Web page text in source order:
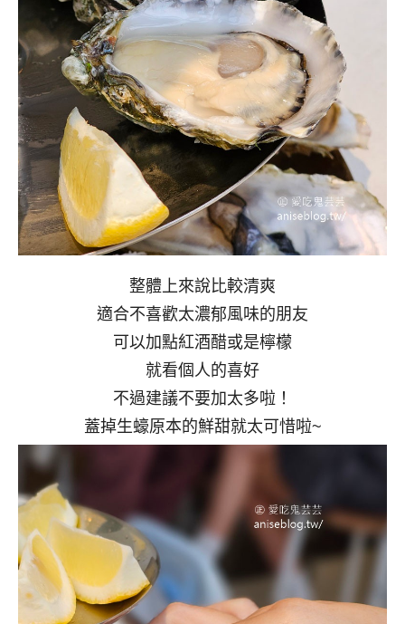
整體上來說比較清爽
適合不喜歡太濃郁風味的朋友
可以加點紅酒醋或是檸檬
就看個人的喜好
不過建議不要加太多啦！
蓋掉生蠔原本的鮮甜就太可惜啦~